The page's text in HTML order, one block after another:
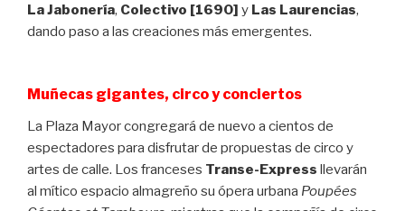
La Jabonería, Colectivo [1690] y Las Laurencias,
dando paso a las creaciones más emergentes.
Muñecas gigantes, circo y conciertos
La Plaza Mayor congregará de nuevo a cientos de
espectadores para disfrutar de propuestas de circo y
artes de calle. Los franceses Transe-Express llevarán
al mítico espacio almagreño su ópera urbana Poupées